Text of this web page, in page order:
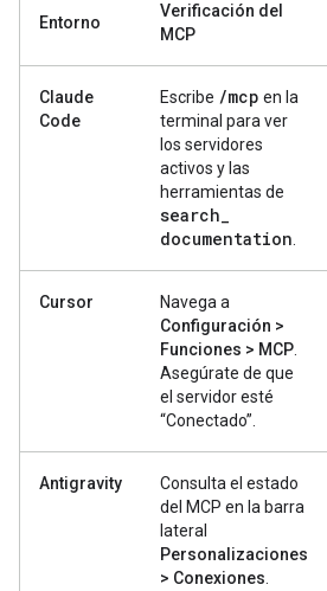
Entorno
Verificación del
MCP
Claude
Code
Escribe /mcp en la
terminal para ver
los servidores
activos y las
herramientas de
search_
documentation
Cursor
Navega a
Configuración >
Funciones > MCP
Asegúrate de que
el servidor esté
“Conectado”.
Antigravity
Consulta el estado
del MCP en la barra
lateral
Personalizaciones
> Conexiones